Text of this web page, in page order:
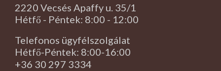
2220 Vecsés Apaffy u. 35/1
Hétfő - Péntek: 8:00 - 12:00
Telefonos ügyfélszolgálat
Hétfő-Péntek: 8:00-16:00
+36 30 297 3334